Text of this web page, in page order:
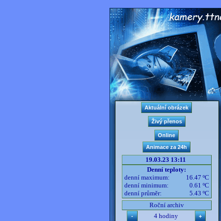
19.03.23 13:11
Denní teploty:
denní maximum:
16.47 ºC
denní minimum:
0.61 ºC
denní průměr:
5.43 ºC
Roční archiv
4 hodiny